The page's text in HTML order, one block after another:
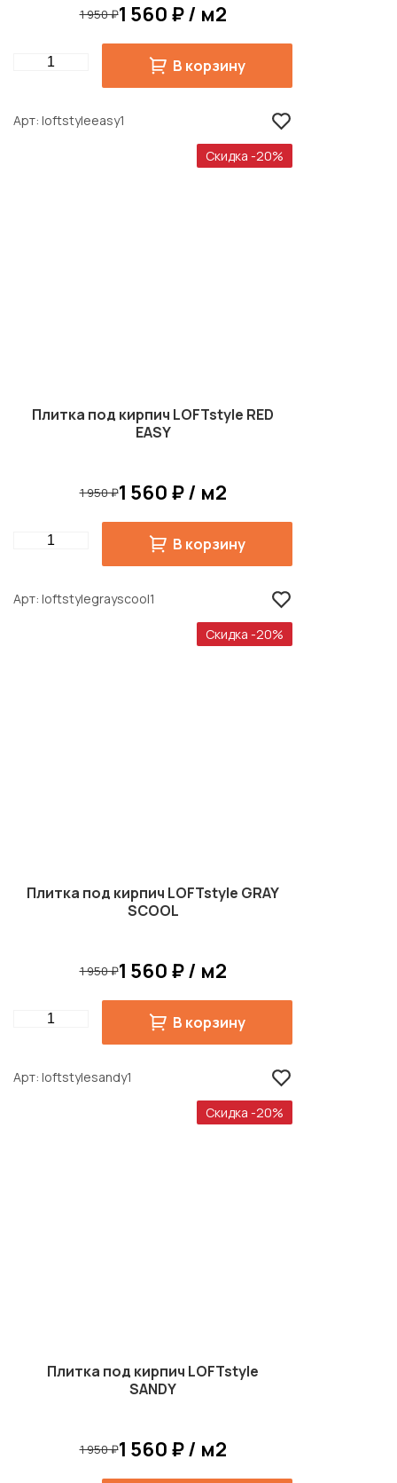
1 950 ₽1 560 ₽ / м2
Quantity В корзину
Арт loftstyleeasy1
Скидка -20%
Плитка под кирпич LOFTstyle RED
EASY
1 950 ₽1 560 ₽ / м2
Quantity В корзину
Арт loftstylegrayscool1
Скидка -20%
Плитка под кирпич LOFTstyle GRAY
SCOOL
1 950 ₽1 560 ₽ / м2
Quantity В корзину
Арт loftstylesandy1
Скидка -20%
Плитка под кирпич LOFTstyle
SANDY
1 950 ₽1 560 ₽ / м2